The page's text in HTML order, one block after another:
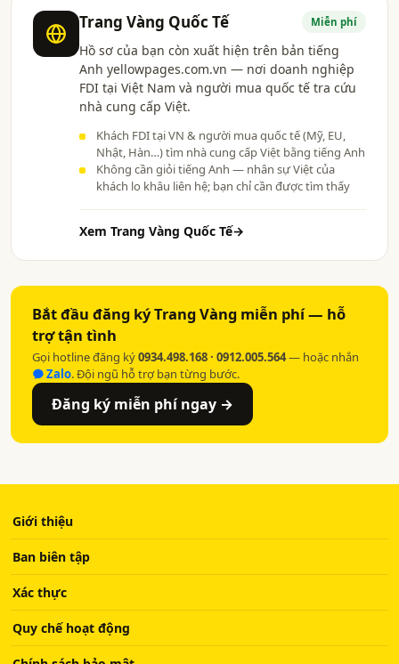
Trang Vàng Quốc Tế Miễn phí
Hồ sơ của bạn còn xuất hiện trên bản tiếng
Anh yellowpages.com.vn — nơi doanh nghiệp
FDI tại Việt Nam và người mua quốc tế tra cứu
nhà cung cấp Việt.
Khách FDI tại VN & người mua quốc tế (Mỹ, EU,
Nhật, Hàn…) tìm nhà cung cấp Việt bằng tiếng Anh
Không cần giỏi tiếng Anh — nhân sự Việt của
khách lo khâu liên hệ; bạn chỉ cần được tìm thấy
Xem Trang Vàng Quốc Tế→
Bắt đầu đăng ký Trang Vàng miễn phí — hỗ
trợ tận tình
Gọi hotline đăng ký0934.498.168 · 0912.005.564— hoặc nhắn
Zalo. Đội ngũ hỗ trợ bạn từng bước.
Đăng ký miễn phí ngay →
Giới thiệu
Ban biên tập
Xác thực
Quy chế hoạt động